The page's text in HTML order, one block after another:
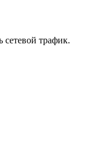
трафик.